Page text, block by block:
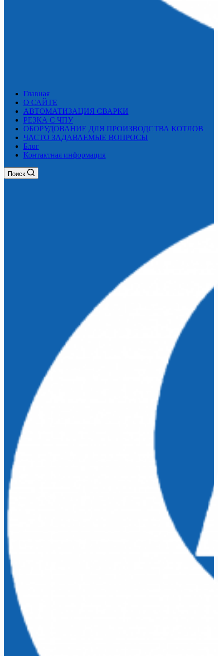
Главная
О САЙТЕ
АВТОМАТИЗАЦИЯ СВАРКИ
РЕЗКА С ЧПУ
ОБОРУДОВАНИЕ ДЛЯ ПРОИЗВОДСТВА КОТЛОВ
ЧАСТО ЗАДАВАЕМЫЕ ВОПРОСЫ
Блог
Контактная информация
Поиск